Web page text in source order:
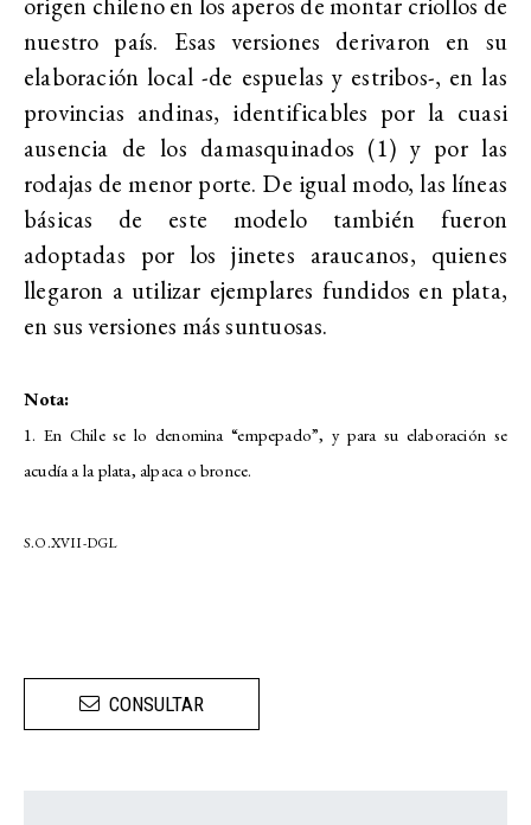
nuestro país. Esas versiones derivaron en su
elaboración local -de espuelas y estribos-, en las
provincias andinas, identificables por la cuasi
ausencia de los damasquinados (1) y por las
rodajas de menor porte. De igual modo, las líneas
básicas de este modelo también fueron
adoptadas por los jinetes araucanos, quienes
llegaron a utilizar ejemplares fundidos en plata,
en sus versiones más suntuosas.
Nota:
1. En Chile se lo denomina “empepado”, y para su elaboración se
acudía a la plata, alpaca o bronce.
S.O.XVII-DGL
CONSULTAR